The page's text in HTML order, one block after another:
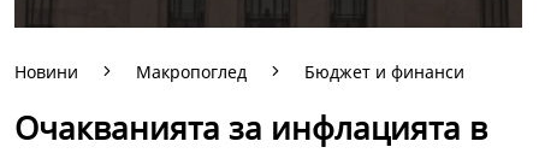
Новини Макропоглед Бюджет и финанси
Очакванията за инфлацията в